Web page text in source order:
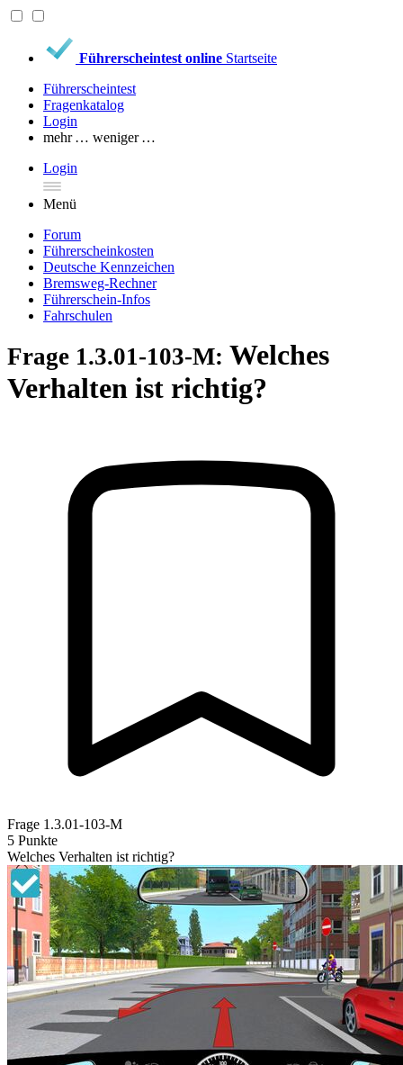
Führerscheintest online Startseite
Führerscheintest
Fragenkatalog
Login
mehr … weniger …
Login
Menü
Forum
Führerscheinkosten
Deutsche Kennzeichen
Bremsweg-Rechner
Führerschein-Infos
Fahrschulen
Frage 1.3.01-103-M: Welches
Verhalten ist richtig?
Frage 1.3.01-103-M
5 Punkte
Welches Verhalten ist richtig?